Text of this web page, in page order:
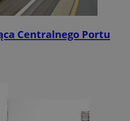
Centralnego Portu